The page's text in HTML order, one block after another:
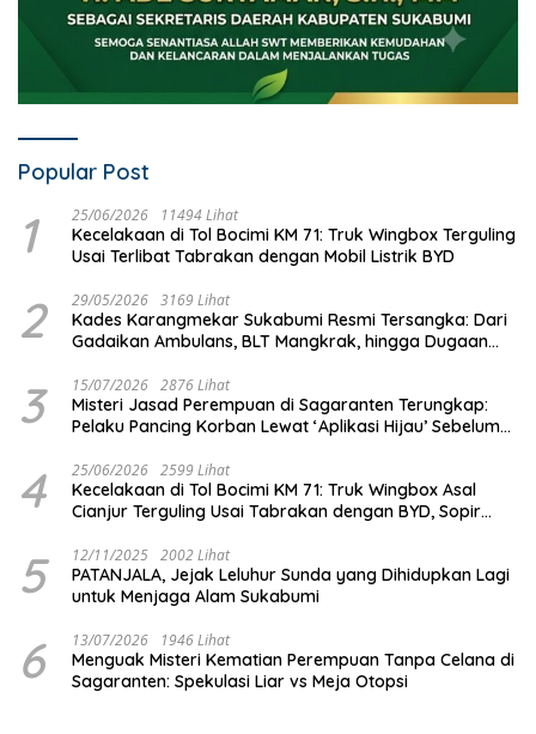
Popular Post
1 25/06/2026 11494 Lihat
Kecelakaan di Tol Bocimi KM 71: Truk Wingbox Terguling
Usai Terlibat Tabrakan dengan Mobil Listrik BYD
2 29/05/2026 3169 Lihat
Kades Karangmekar Sukabumi Resmi Tersangka: Dari
Gadaikan Ambulans, BLT Mangkrak, hingga Dugaan
3 15/07/2026 2876 Lihat
Misteri Jasad Perempuan di Sagaranten Terungkap:
Pelaku Pancing Korban Lewat ‘Aplikasi Hijau’ Sebelum
4 25/06/2026 2599 Lihat
Kecelakaan di Tol Bocimi KM 71: Truk Wingbox Asal
Cianjur Terguling Usai Tabrakan dengan BYD, Sopir
5 12/11/2025 2002 Lihat
PATANJALA, Jejak Leluhur Sunda yang Dihidupkan Lagi
untuk Menjaga Alam Sukabumi
6 13/07/2026 1946 Lihat
Menguak Misteri Kematian Perempuan Tanpa Celana di
Sagaranten: Spekulasi Liar vs Meja Otopsi